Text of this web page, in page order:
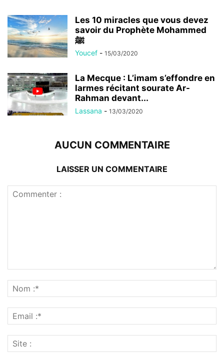
Les 10 miracles que vous devez
savoir du Prophète Mohammed
ﷺ
Youcef - 15/03/2020
La Mecque : L’imam s’effondre en
larmes récitant sourate Ar-
Rahman devant...
Lassana - 13/03/2020
AUCUN COMMENTAIRE
LAISSER UN COMMENTAIRE